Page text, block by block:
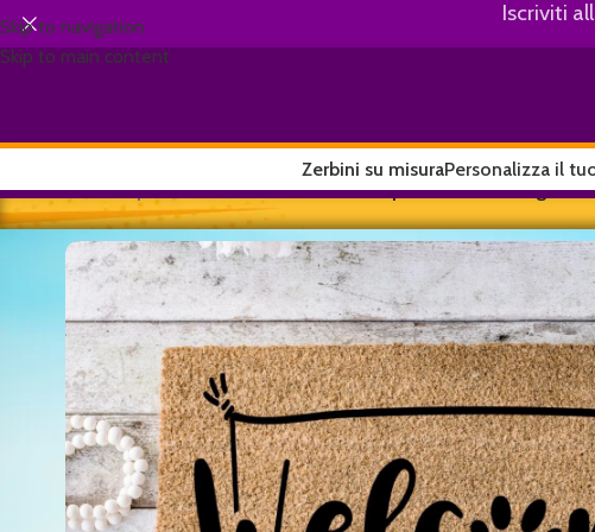
Skip to navigation
Skip to main content
Iscriviti
Zerbini su misuraPersonalizza il
Home/Wipe Your Paws/Welcome Hope You Like Dogs